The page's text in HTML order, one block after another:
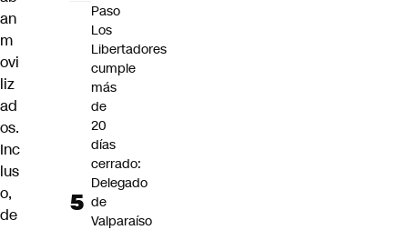
an
m
ovi
liz
ad
os.
Inc
lus
o,
de
Paso
Los
Libertadores
cumple
más
de
20
días
cerrado:
Delegado
de
Valparaíso